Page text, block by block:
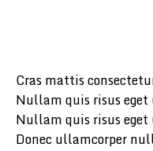
Cras mattis
Nullam quis risus
Nullam quis risus
Donec ullamcorper